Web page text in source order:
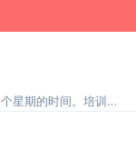
星期的时间。培训…